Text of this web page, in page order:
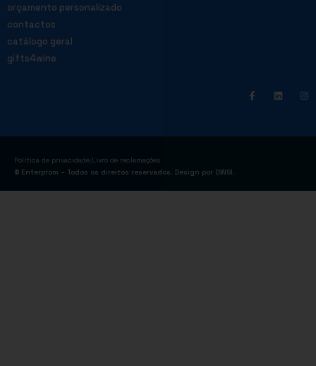
orçamento personalizado
contactos
catálogo geral
gifts4wine
Política de privacidade Livro de reclamações
© Enterprom – Todos os direitos reservados. Design por DWSI.